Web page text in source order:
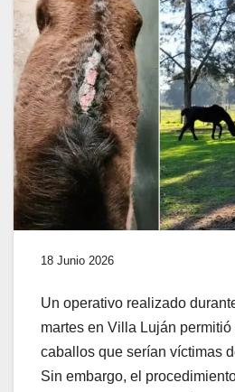
18 Junio 2026
Un operativo realizado
martes en Villa Luján
caballos que serían víctimas
Sin embargo, el